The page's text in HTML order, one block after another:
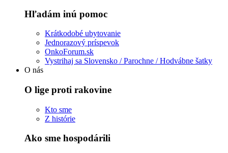
Hľadám inú pomoc
Krátkodobé ubytovanie
Jednorazový príspevok
OnkoForum.sk
Vystrihaj sa Slovensko / Parochne / Hodvábne šatky
O nás
O lige proti rakovine
Kto sme
Z histórie
Ako sme hospodárili